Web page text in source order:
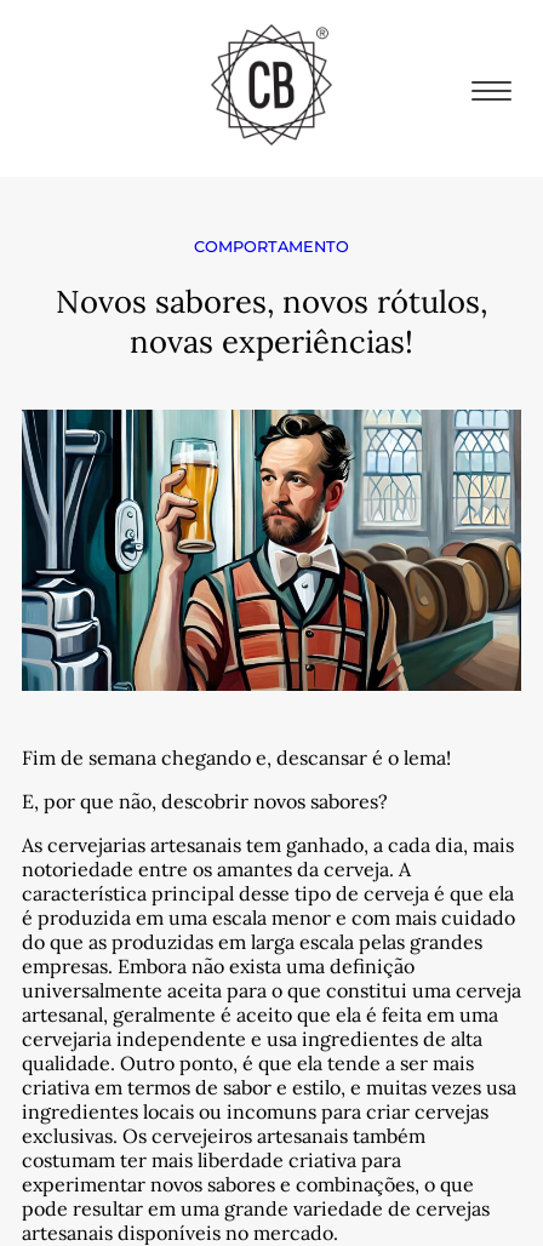
COMPORTAMENTO
Novos sabores, novos rótulos,
novas experiências!
Fim de semana chegando e, descansar é o lema!
E, por que não, descobrir novos sabores?
As cervejarias artesanais tem ganhado, a cada dia, mais
notoriedade entre os amantes da cerveja. A
característica principal desse tipo de cerveja é que ela
é produzida em uma escala menor e com mais cuidado
do que as produzidas em larga escala pelas grandes
empresas. Embora não exista uma definição
universalmente aceita para o que constitui uma cerveja
artesanal, geralmente é aceito que ela é feita em uma
cervejaria independente e usa ingredientes de alta
qualidade. Outro ponto, é que ela tende a ser mais
criativa em termos de sabor e estilo, e muitas vezes usa
ingredientes locais ou incomuns para criar cervejas
exclusivas. Os cervejeiros artesanais também
costumam ter mais liberdade criativa para
experimentar novos sabores e combinações, o que
pode resultar em uma grande variedade de cervejas
artesanais disponíveis no mercado.